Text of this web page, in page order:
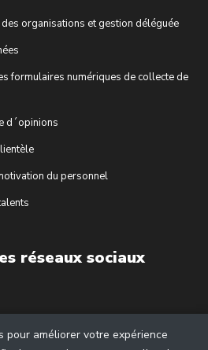
organisations et gestion déléguée
formulaires numériques de collecte de
d´opinions
du personnel
réseaux sociaux
pour améliorer votre expérience